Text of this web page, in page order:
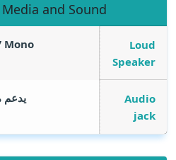
and Sound
Loud
Speaker
Mono / سماعة واحدة
Audio
jack
يدعم